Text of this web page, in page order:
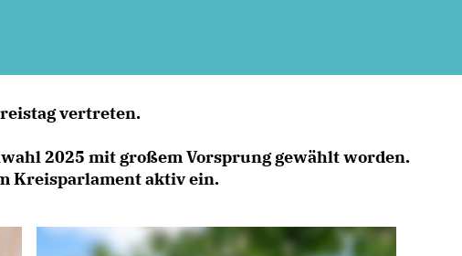
vertreten.
2025 mit großem Vorsprung gewählt worden.
Kreisparlament aktiv ein.